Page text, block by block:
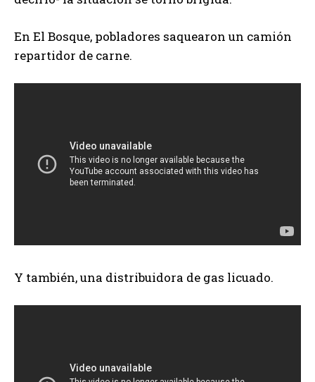
En El Bosque, pobladores saquearon un camión
repartidor de carne.
Y también, una distribuidora de gas licuado.